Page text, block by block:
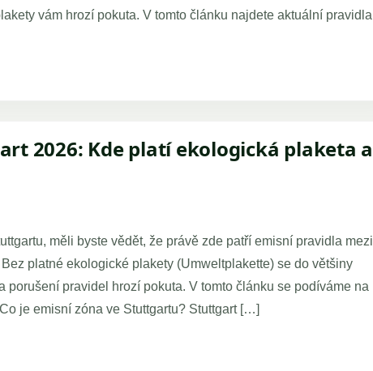
vám hrozí pokuta. V tomto článku najdete aktuální pravidla
2026: Kde platí ekologická plaketa a
měli byste vědět, že právě zde patří emisní pravidla mezi
platné ekologické plakety (Umweltplakette) se do většiny
porušení pravidel hrozí pokuta. V tomto článku se podíváme na
je emisní zóna ve Stuttgartu? Stuttgart […]